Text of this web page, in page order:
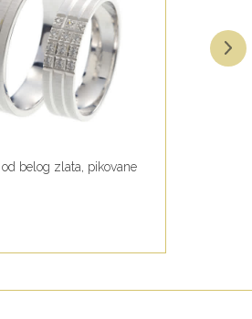
belog zlata, pikovane